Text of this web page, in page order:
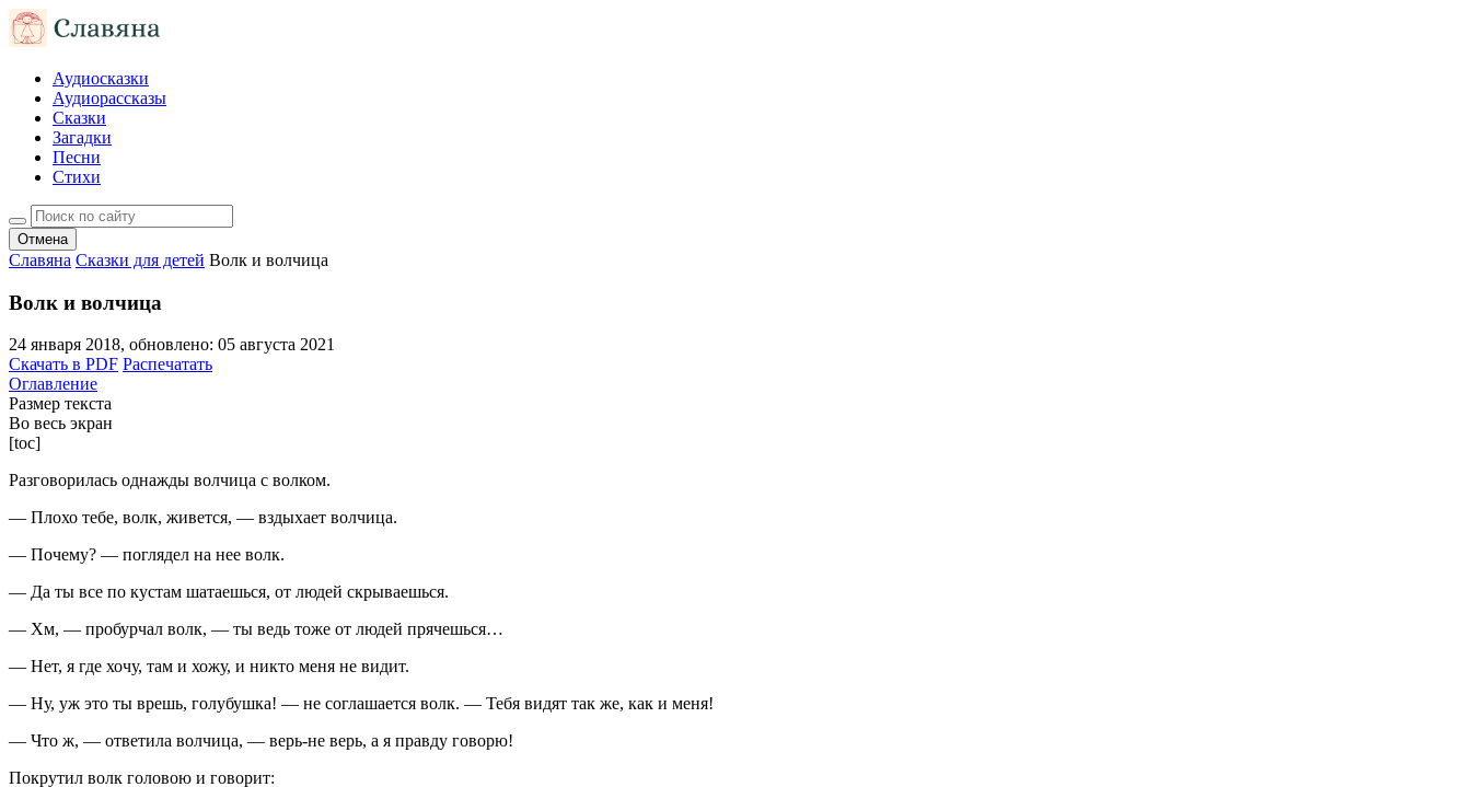
Аудиосказки
Аудиорассказы
Сказки
Загадки
Песни
Стихи
Отмена
Славяна Сказки для детей Волк и волчица
Волк и волчица
24 января 2018, обновлено: 05 августа 2021
Скачать в PDF Распечатать
Оглавление
Размер текста
Во весь экран
[toc]
Разговорилась однажды волчица с волком.
— Плохо тебе, волк, живется, — вздыхает волчица.
— Почему? — поглядел на нее волк.
— Да ты все по кустам шатаешься, от людей скрываешься.
— Хм, — пробурчал волк, — ты ведь тоже от людей прячешься…
— Нет, я где хочу, там и хожу, и никто меня не видит.
— Ну, уж это ты врешь, голубушка! — не соглашается волк. — Тебя видят так же, как и меня!
— Что ж, — ответила волчица, — верь-не верь, а я правду говорю!
Покрутил волк головою и говорит: